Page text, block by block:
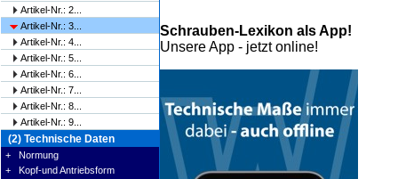
Artikel-Nr.: 2...
Artikel-Nr.: 3...
Artikel-Nr.: 4...
Artikel-Nr.: 5...
Artikel-Nr.: 6...
Artikel-Nr.: 7...
Artikel-Nr.: 8...
Artikel-Nr.: 9...
(2) Technische Daten
+ Normung
+ Kopf-und Antriebsform
Schrauben-Lexikon als App!
Unsere App - jetzt online!